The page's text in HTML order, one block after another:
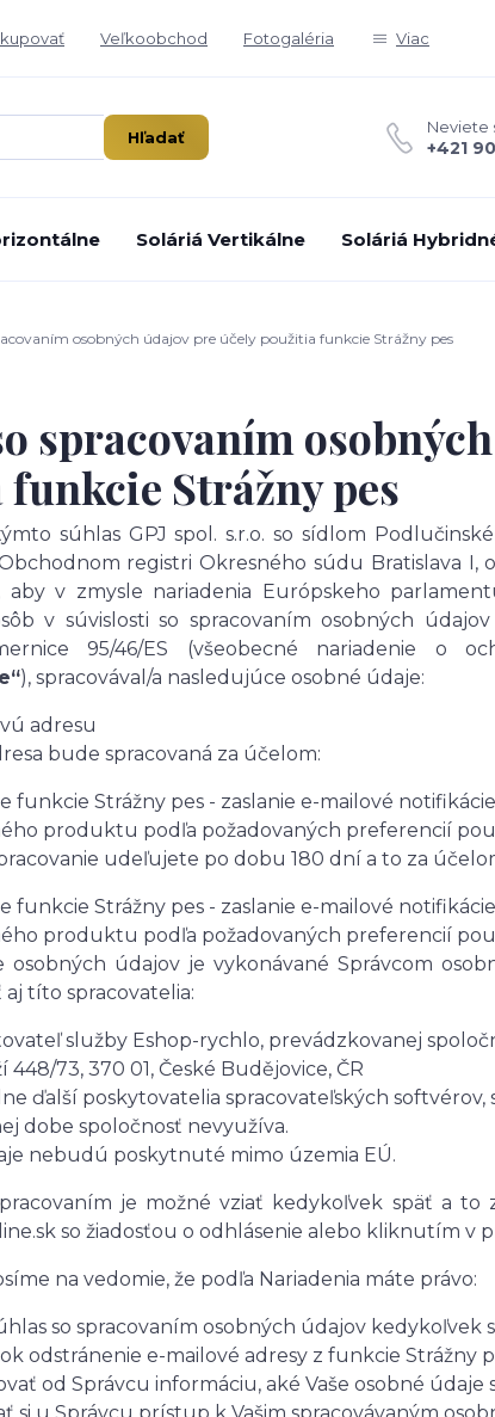
Veľkoobchod Fotogaléria Viac
Hľadať
Neviete
+421
Soláriá Vertikálne Soláriá
osobných údajov pre účely použitia funkcie Strážny pes
spracovaním
Strážny pes
súhlas GPJ spol. s.r.o. so sídlom
registri Okresného súdu Bratislava I,
aby v zmysle nariadenia Európskeho
v súvislosti so spracovaním osobných
95/46/ES (všeobecné nariadenie o
), spracovával/a nasledujúce osobné údaje:
adresu
bude spracovaná za účelom:
funkcie Strážny pes - zaslanie e-mailové
produktu podľa požadovaných preferencií
udeľujete po dobu 180 dní a to za
funkcie Strážny pes - zaslanie e-mailové
produktu podľa požadovaných preferencií
osobných údajov je vykonávané Správcom
aj títo spracovatelia:
služby Eshop-rychlo, prevádzkovanej
448/73, 370 01, České Budějovice, ČR
ďalší poskytovatelia spracovateľských softvérov,
dobe spoločnosť nevyužíva.
nebudú poskytnuté mimo územia EÚ.
je možné vziať kedykoľvek späť a to
so žiadosťou o odhlásenie alebo kliknutím v
na vedomie, že podľa Nariadenia máte právo:
so spracovaním osobných údajov kedykoľvek
odstránenie e-mailové adresy z funkcie Strážny
od Správcu informáciu, aké Vaše osobné údaje